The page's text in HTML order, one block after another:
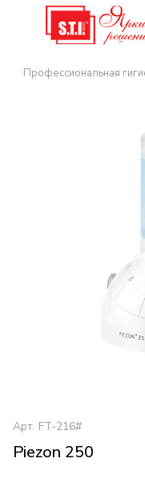
Профессиональная
Арт. FT-216#
Piezon 250